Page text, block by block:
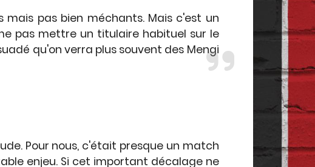
pas bien méchants. Mais c'est un
pas mettre un titulaire habituel sur le
qu'on verra plus souvent des Mengi
Pour nous, c'était presque un match
enjeu. Si cet important décalage ne